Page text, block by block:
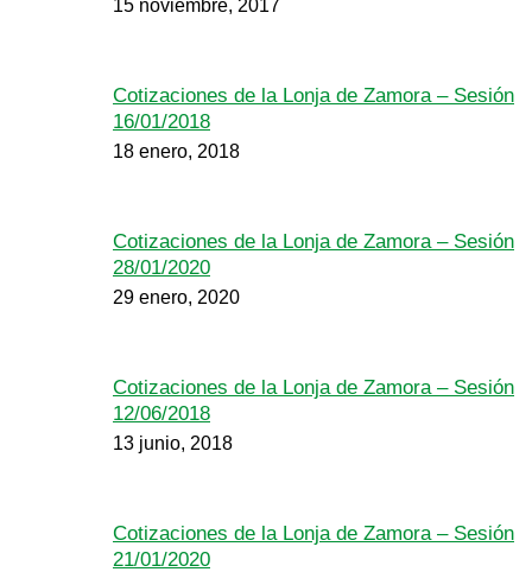
15 noviembre, 2017
Cotizaciones de la Lonja de Zamora – Sesión
16/01/2018
18 enero, 2018
Cotizaciones de la Lonja de Zamora – Sesión
28/01/2020
29 enero, 2020
Cotizaciones de la Lonja de Zamora – Sesión
12/06/2018
13 junio, 2018
Cotizaciones de la Lonja de Zamora – Sesión
21/01/2020